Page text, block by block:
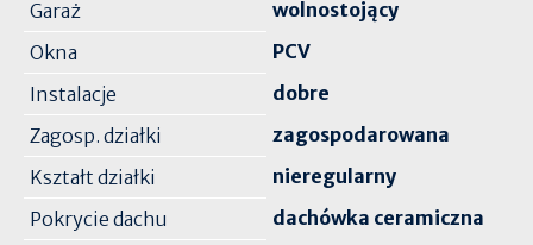
Garaż
wolnostojący
Okna
PCV
Instalacje
dobre
Zagosp. działki
zagospodarowana
Kształt działki
nieregularny
Pokrycie dachu
dachówka ceramiczna